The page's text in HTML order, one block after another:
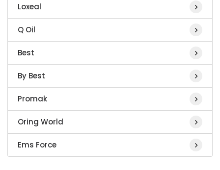
Loxeal
Q Oil
Best
By Best
Promak
Oring World
Ems Force